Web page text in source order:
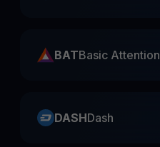
BATBasic Attention
DASHDash